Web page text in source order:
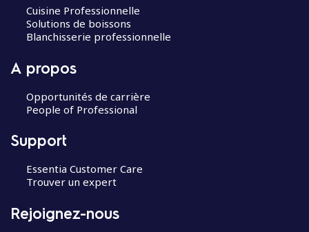
Cuisine Professionnelle
Solutions de boissons
Blanchisserie professionnelle
A propos
Opportunités de carrière
People of Professional
Support
Essentia Customer Care
Trouver un expert
Rejoignez-nous